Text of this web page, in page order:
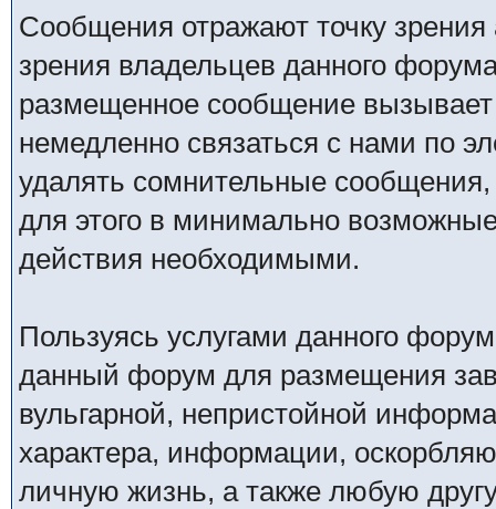
Сообщения отражают точку зрения
зрения владельцев данного
размещенное сообщение
немедленно связаться с нами по
удалять сомнительные
для этого в минимально
действия необходимыми.
Пользуясь услугами данного
данный форум для размещения
вульгарной, непристойной
характера, информации,
личную жизнь, а также любую